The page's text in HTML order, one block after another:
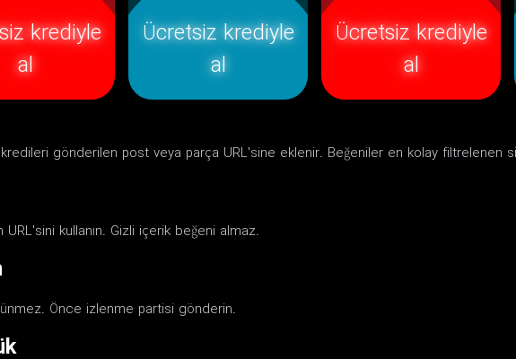
krediyle
al
Ücretsiz krediyle
al
Ücretsiz krediyle
al
gönderilen post veya parça URL'sine eklenir. Beğeniler en kolay filtrelenen
kullanın. Gizli içerik beğeni almaz.
Önce izlenme partisi gönderin.